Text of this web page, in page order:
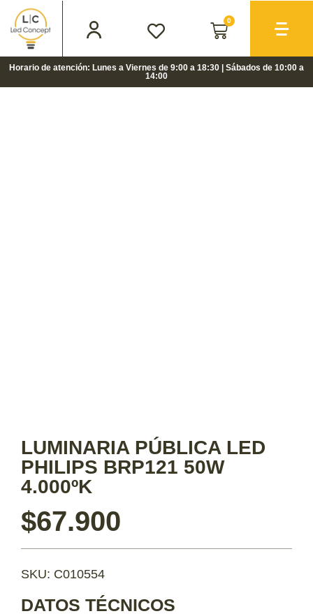
0
Horario de atención: Lunes a Viernes de 9:00 a 18:30 | Sábados de 10:00 a
14:00
LUMINARIA PÚBLICA LED
PHILIPS BRP121 50W
4.000ºK
$67.900
SKU: C010554
DATOS TÉCNICOS